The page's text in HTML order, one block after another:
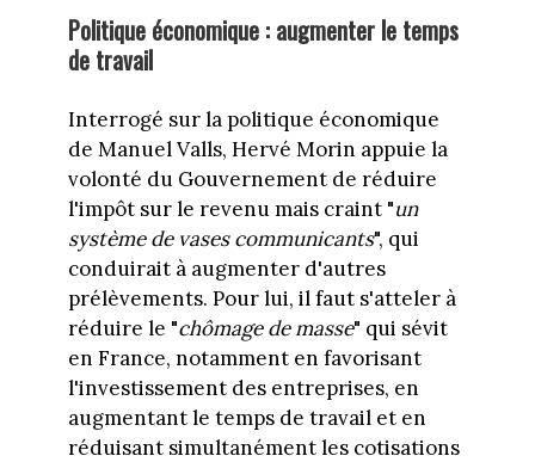
Politique économique : augmenter le temps
de travail
Interrogé sur la politique économique
de Manuel Valls, Hervé Morin appuie la
volonté du Gouvernement de réduire
l'impôt sur le revenu mais craint "un
système de vases communicants", qui
conduirait à augmenter d'autres
prélèvements. Pour lui, il faut s'atteler à
réduire le "chômage de masse" qui sévit
en France, notamment en favorisant
l'investissement des entreprises, en
augmentant le temps de travail et en
réduisant simultanément les cotisations